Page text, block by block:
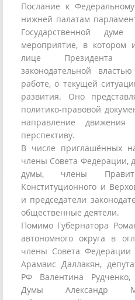
Послание к
нижней палатам
Государственной
мероприятие, в котором
лице Президента
законодательной
работе, о текущей
развития. Оно
политико-правовой
направление
перспективу.
В числе приглашённых
члены Совета Федерации,
думы, члены
Конституционного и
и председатели
общественные деятели.
Помимо Губернатора
автономного округа в
члены Совета
Арамаис Даллакян,
РФ Валентина Рудченко,
Думы Александр